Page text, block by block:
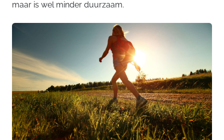
maar is wel minder duurzaam.